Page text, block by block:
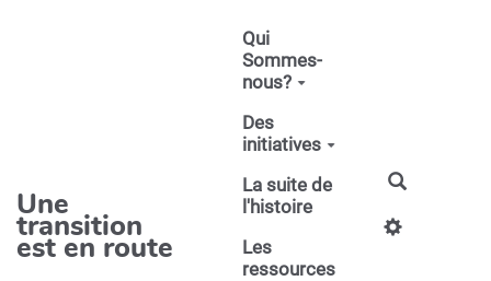
Une
transition
est en route
Qui
Sommes-
nous?
Des
initiatives
La suite de
l'histoire
Les
ressources